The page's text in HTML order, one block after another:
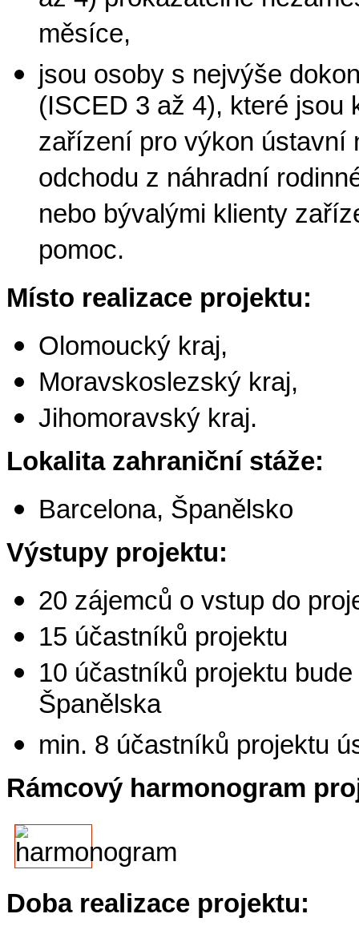
měsíce,
jsou osoby s nejvýše
(ISCED 3 až 4), které jsou
zařízení pro výkon ústavní
odchodu z náhradní
nebo bývalými klienty
pomoc.
Místo realizace projektu:
Olomoucký kraj,
Moravskoslezský kraj,
Jihomoravský kraj.
Lokalita zahraniční stáže:
Barcelona, Španělsko
Výstupy projektu:
20 zájemců o vstup do
15 účastníků projektu
10 účastníků projektu
Španělska
min. 8 účastníků projektu
Rámcový harmonogram
Doba realizace projektu: